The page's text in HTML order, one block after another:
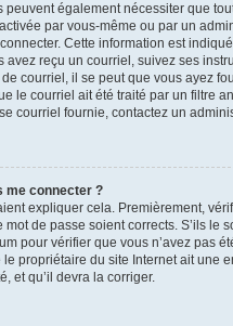
peuvent également nécessiter que
par vous-même ou par un
Cette information est
avez reçu un courriel, suivez ses
courriel, il se peut que vous ayez
le courriel ait été traité par un filtre
courriel fournie, contactez un
me connecter ?
expliquer cela. Premièrement,
mot de passe soient corrects. S’ils le
pour vérifier que vous n’avez pas
propriétaire du site Internet ait une
et qu’il devra la corriger.